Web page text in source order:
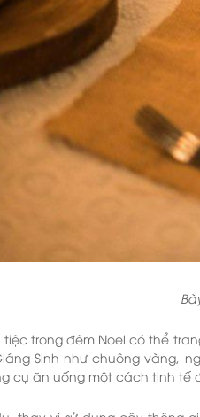
tiệc trong đêm Noel có thể
Sinh như chuông vàng,
cụ ăn uống một cách tinh tế